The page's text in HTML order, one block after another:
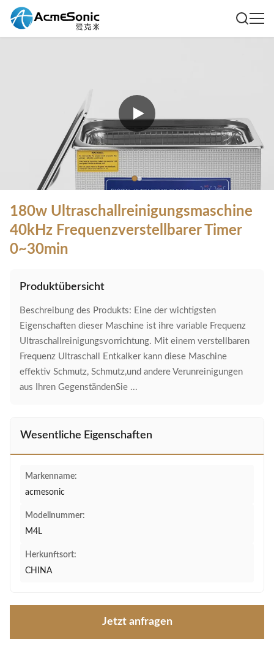
180w Ultraschallreinigungsmaschine
40kHz Frequenzverstellbarer Timer
0~30min
Produktübersicht
Beschreibung des Produkts: Eine der wichtigsten
Eigenschaften dieser Maschine ist ihre variable Frequenz
Ultraschallreinigungsvorrichtung. Mit einem verstellbaren
Frequenz Ultraschall Entkalker kann diese Maschine
effektiv Schmutz, Schmutz,und andere Verunreinigungen
aus Ihren GegenständenSie ...
Wesentliche Eigenschaften
Markenname:
acmesonic
Modellnummer:
M4L
Herkunftsort:
CHINA
Jetzt anfragen